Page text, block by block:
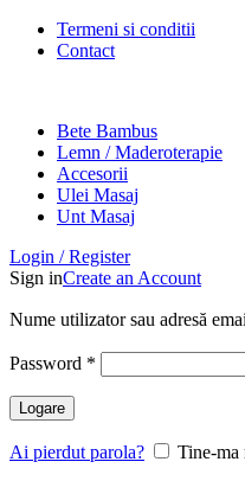
Termeni si conditii
Contact
Bete Bambus
Lemn / Maderoterapie
Accesorii
Ulei Masaj
Unt Masaj
Login / Register
Sign inCreate an Account
Nume utilizator sau adresă
Password *
Logare
Ai pierdut parola?
Tine-ma